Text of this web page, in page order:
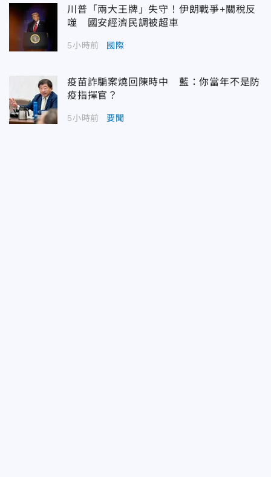
川普「兩大王牌」失守！伊朗戰爭+關稅反
噬 國安經濟民調被超車
5小時前 國際
疫苗詐騙案燒回陳時中 藍：你當年不是防
疫指揮官？
5小時前 要聞